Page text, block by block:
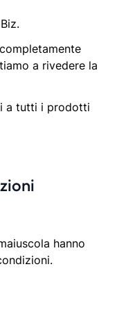
a rivedere la
a tutti i prodotti
hanno